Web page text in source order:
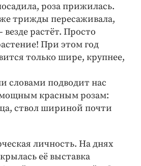
роза прижилась.
трижды пересаживала,
растёт. Просто
При этом год
только шире, крупнее,
словами подводит нас
красным розам:
ствол шириной почти
личность. На днях
её выставка